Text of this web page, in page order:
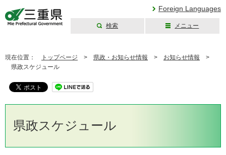
Foreign Languages
検索 メニュー
現在位置： トップページ > 県政・お知らせ情報 > お知らせ情報 >
県政スケジュール
県政スケジュール